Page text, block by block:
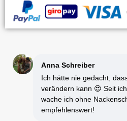
Anna Schreiber
Ich hätte nie gedacht,
verändern kann 😍 Seit
wache ich ohne
empfehlenswert!